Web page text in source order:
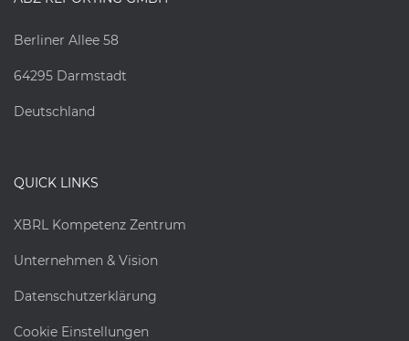
Berliner Allee 58
64295 Darmstadt
Deutschland
QUICK LINKS
XBRL Kompetenz Zentrum
Unternehmen & Vision
Datenschutzerklärung
Cookie Einstellungen